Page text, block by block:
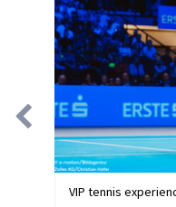
VIP tennis